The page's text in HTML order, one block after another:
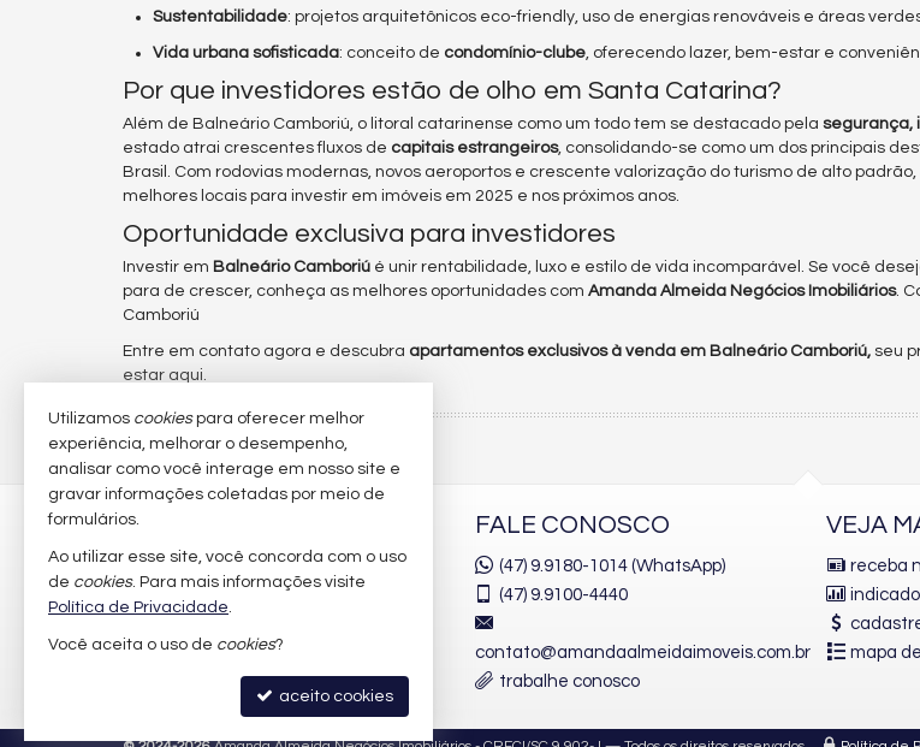
Sustentabilidade: projetos arquitetônicos eco-friendly, uso de energias renováveis e áreas
Vida urbana sofisticada: conceito de condomínio-clube , oferecendo lazer, bem-estar e
Por que investidores estão de olho em Santa Catarina?
Além de Balneário Camboriú, o litoral catarinense como um todo tem se destacado pela segurança,
estado atrai crescentes fluxos de capitais estrangeiros, consolidando-se como um dos principais
Brasil. Com rodovias modernas, novos aeroportos e crescente valorização do turismo de alto
melhores locais para investir em imóveis em 2025 e nos próximos anos.
Oportunidade exclusiva para investidores
Investir em Balneário Camboriú é unir rentabilidade, luxo e estilo de vida incomparável. Se você
para de crescer, conheça as melhores oportunidades com Amanda Almeida Negócios Imobiliários.
Camboriú
Entre em contato agora e descubra apartamentos exclusivos à venda em Balneário Camboriú, seu
estar aqui.
AMANDA ALMEIDA
NEGÓCIOS IMOBILIÁRIOS
Rua 2850, nº 100 - Sala 02
Centro - 88330-363
Balneário Camboriú /SC
FALE CONOSCO
(47) 9.9180-1014 (WhatsApp)
(47)9.9100-4440
contato@amandaalmeidaimoveis.com.br
trabalhe conosco
VEJA
receba
mapa
Utilizamos cookiespara oferecer melhor
experiência, melhorar o desempenho,
analisar como você interage em nosso site e
gravar informações coletadas por meio de
formulários.
Ao utilizar esse site, você concorda com o uso
de cookies. Para mais informações visite
Política de Privacidade.
Você aceita o uso de cookies?
aceito cookies